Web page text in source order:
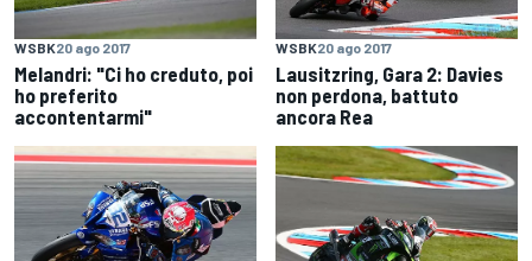
WSBK20 ago 2017
Melandri: "Ci ho creduto, poi
ho preferito
accontentarmi"
WSBK20 ago 2017
Lausitzring, Gara 2: Davies
non perdona, battuto
ancora Rea